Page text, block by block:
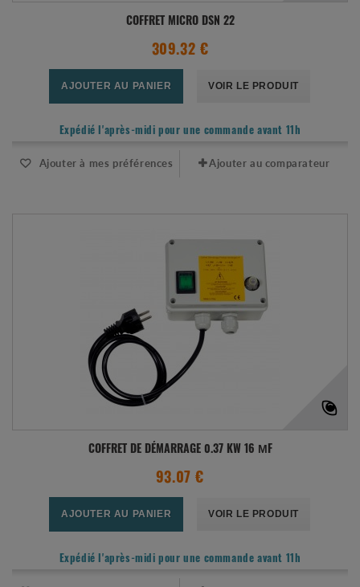
COFFRET MICRO DSN 22
309.32 €
AJOUTER AU PANIER VOIR LE PRODUIT
Expédié l'après-midi pour une commande avant 11h
Ajouter à mes préférences Ajouter au comparateur
COFFRET DE DÉMARRAGE 0.37 KW 16 ΜF
93.07 €
AJOUTER AU PANIER VOIR LE PRODUIT
Expédié l'après-midi pour une commande avant 11h